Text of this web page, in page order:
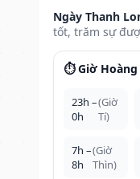
Ngày Thanh
tốt, trăm sự
⏱️ Giờ Hoàng
23h –
0h
(Giờ
Tí)
7h –
8h
(Giờ
Thìn)